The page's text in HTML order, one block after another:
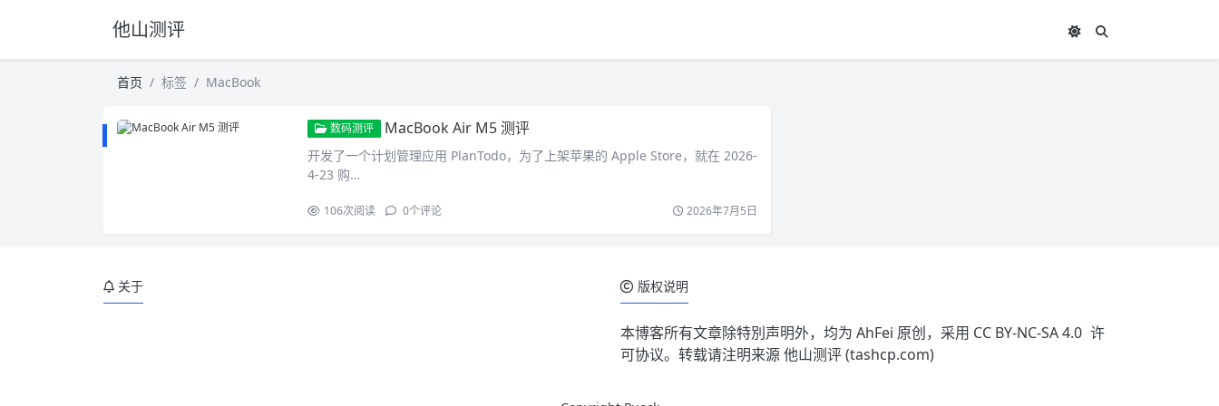
他山测评
首页 标签 MacBook
数码测评 MacBook Air M5 测评
开发了一个计划管理应用 PlanTodo，为了上架苹果的 Apple Store，就在 2026-
4-23 购…
106次阅读 0个评论 2026年7月5日
关于 版权说明
本博客所有文章除特別声明外，均为 AhFei 原创，采用 CC BY-NC-SA 4.0 许
可协议。转载请注明来源他山测评 (tashcp.com)